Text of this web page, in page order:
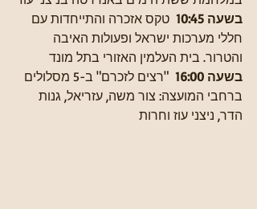
בשעה 10:45
  טקס אזכרה והתייחדות עם
חללי מערכות ישראל ופעולות האיבה
והטרור. בית העלמין האזורי בתל מונד
בשעה 16:00
"רצים לזכרם" ב-5 מסלולים
ברחבי המועצה: צור משה, עזריאל, גנות
הדר, ניצני עוז וחרות